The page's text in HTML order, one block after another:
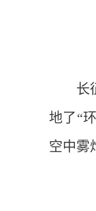
长
地了“
空中雾